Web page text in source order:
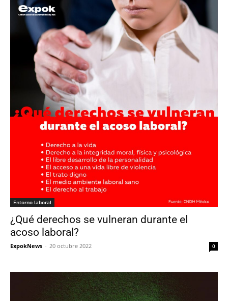
Entorno laboral
¿Qué derechos se vulneran durante el
acoso laboral?
ExpokNews - 20 octubre 2022 0